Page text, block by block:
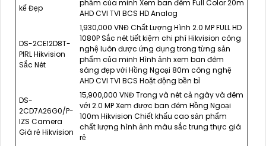
kế Đẹp
phẩm của minh Xem ban đêm Full Color 20m
AHD CVI TVI BCS HD Analog
DS-2CE12D8T-
PIRL Hikvision
Sắc Nét
1,930,000 VNĐ Chất Lượng Hình 2.0 MP FULL HD
1080P Sắc nét tiết kiệm chi phí Hikvision công
nghệ luôn được ứng dụng trong từng sản
phẩm của minh Hình ảnh xem ban đêm
sáng đẹp với Hồng Ngoại 80m công nghệ
AHD CVI TVI BCS Hoặt động bền bỉ
DS-
2CD7A26G0/P-
IZS Camera
Giá rẻ Hikvision
15,900,000 VNĐ Trong và nét cả ngày và đêm
với 2.0 MP Xem được ban đêm Hồng Ngoại
100m Hikvision Chiết khấu cao sản phẩm
chất lượng hình ảnh màu sắc trung thực giá
rẻ